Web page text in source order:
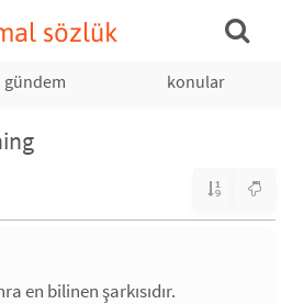
sözlük
gündem konular
en bilinen şarkısıdır.